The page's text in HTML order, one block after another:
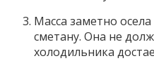
Масса заметно
сметану. Она не
холодильника